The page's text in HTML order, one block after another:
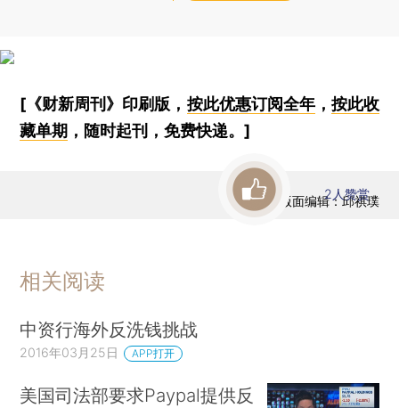
[《财新周刊》印刷版， 按此优惠订阅全年， 按此收
藏单期 ，随时起刊，免费快递。]
版面编辑：邱祺璞
2人赞赏
相关阅读
中资行海外反洗钱挑战
2016年03月25日 APP打开
美国司法部要求Paypal提供反